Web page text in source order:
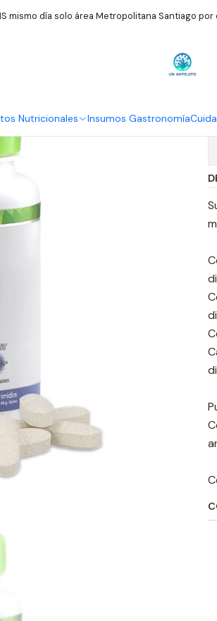
Nutricionales Insumos Gastronomía
mismo día solo área Metropolitana Santiago
Nutricionales Es3 X60